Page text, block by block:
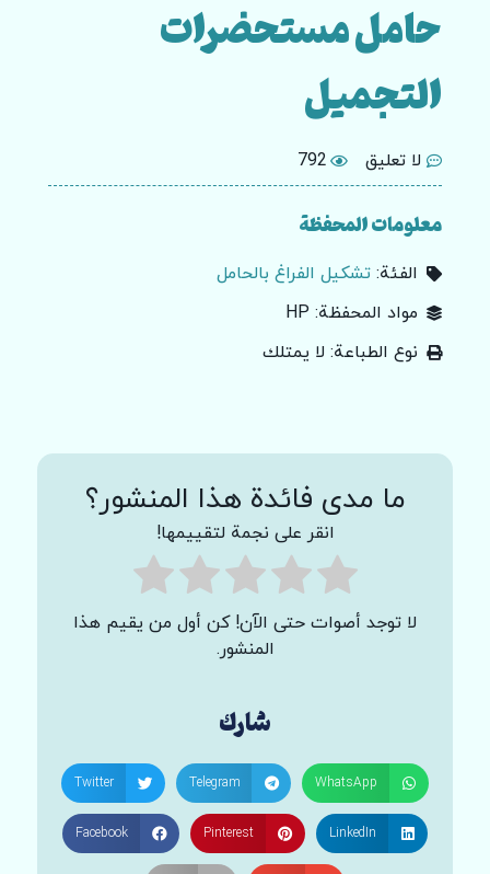
حامل مستحضرات
التجميل
لا تعليق 792
معلومات المحفظة
الفئة:تشكيل الفراغ بالحامل
مواد المحفظة: HP
نوع الطباعة: لا يمتلك
ما مدى فائدة هذا المنشور؟
انقر على نجمة لتقييمها!
لا توجد أصوات حتى الآن! كن أول من يقيم هذا
المنشور.
شارك
WhatsApp
Telegram
Twitter
LinkedIn
Pinterest
Facebook